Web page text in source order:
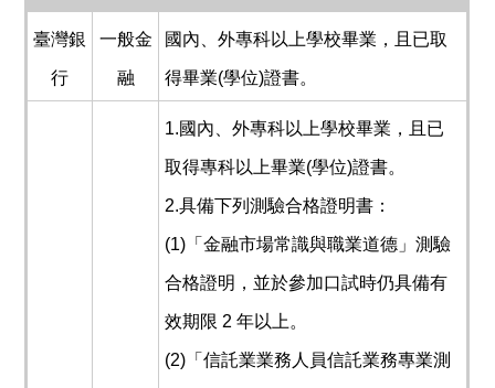
臺灣銀
行
一般金
融
國內、外專科以上學校畢業，且已取
得畢業(學位)證書。
1.國內、外專科以上學校畢業，且已
取得專科以上畢業(學位)證書。
2.具備下列測驗合格證明書：
(1)「金融市場常識與職業道德」測驗
合格證明，並於參加口試時仍具備有
效期限 2 年以上。
(2)「信託業業務人員信託業務專業測